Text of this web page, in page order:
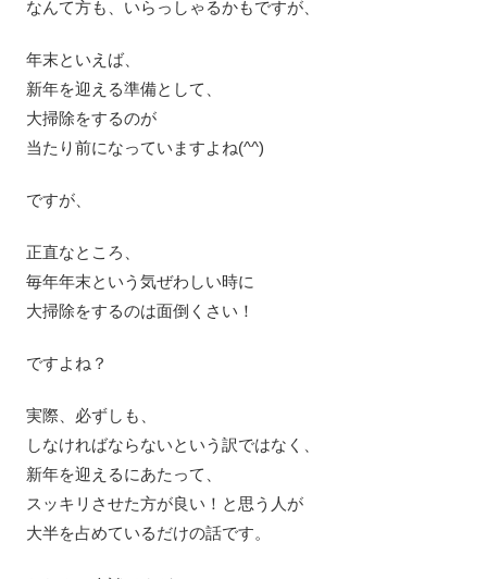
なんて方も、いらっしゃるかもですが、
年末といえば、
新年を迎える準備として、
大掃除をするのが
当たり前になっていますよね(^^)
ですが、
正直なところ、
毎年年末という気ぜわしい時に
大掃除をするのは面倒くさい！
ですよね？
実際、必ずしも、
しなければならないという訳ではなく、
新年を迎えるにあたって、
スッキリさせた方が良い！と思う人が
大半を占めているだけの話です。